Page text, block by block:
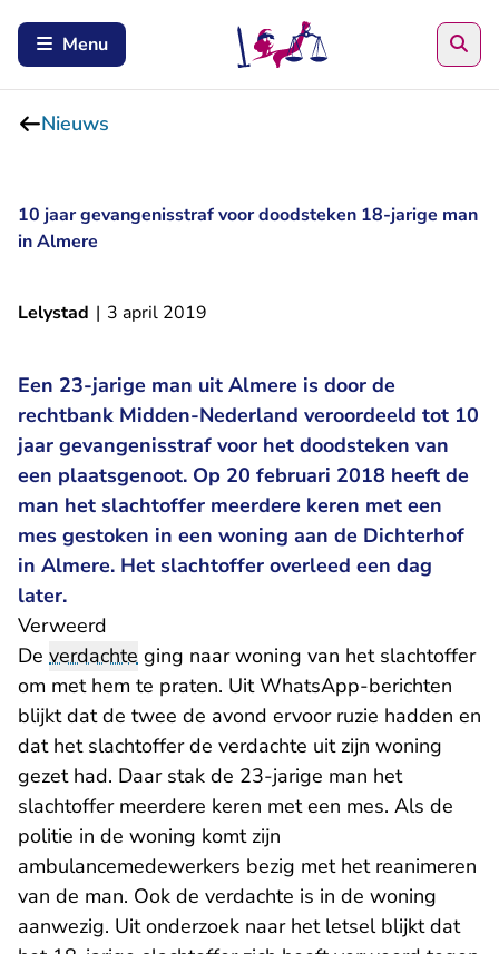
Menu
Nieuws
10 jaar gevangenisstraf voor doodsteken 18-jarige man
in Almere
Lelystad | 3 april 2019
Een 23-jarige man uit Almere is door de
rechtbank Midden-Nederland veroordeeld tot 10
jaar gevangenisstraf voor het doodsteken van
een plaatsgenoot. Op 20 februari 2018 heeft de
man het slachtoffer meerdere keren met een
mes gestoken in een woning aan de Dichterhof
in Almere. Het slachtoffer overleed een dag
later.
Verweerd
De verdachte ging naar woning van het slachtoffer
om met hem te praten. Uit WhatsApp-berichten
blijkt dat de twee de avond ervoor ruzie hadden en
dat het slachtoffer de verdachte uit zijn woning
gezet had. Daar stak de 23-jarige man het
slachtoffer meerdere keren met een mes. Als de
politie in de woning komt zijn
ambulancemedewerkers bezig met het reanimeren
van de man. Ook de verdachte is in de woning
aanwezig. Uit onderzoek naar het letsel blijkt dat